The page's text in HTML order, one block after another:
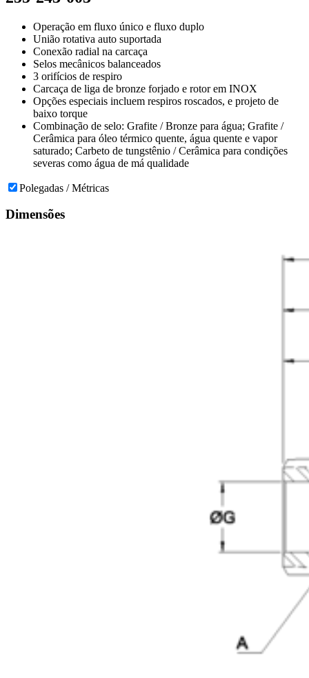
Operação em fluxo único e fluxo duplo
União rotativa auto suportada
Conexão radial na carcaça
Selos mecânicos balanceados
3 orifícios de respiro
Carcaça de liga de bronze forjado e rotor em INOX
Opções especiais incluem respiros roscados, e projeto de
baixo torque
Combinação de selo: Grafite / Bronze para água; Grafite /
Cerâmica para óleo térmico quente, água quente e vapor
saturado; Carbeto de tungstênio / Cerâmica para condições
severas como água de má qualidade
Polegadas / Métricas
Dimensões